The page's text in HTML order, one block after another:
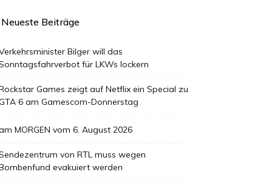
Neueste Beiträge
Bilger will das
für LKWs lockern
Games zeigt auf Netflix ein Special zu
6 am Gamescom-Donnerstag
MORGEN vom 6. August 2026
von RTL muss wegen
evakuiert werden